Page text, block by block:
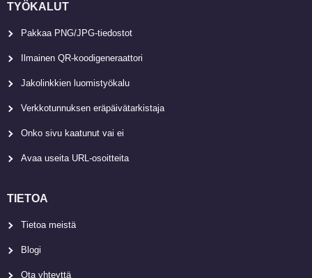
TYÖKALUT
Pakkaa PNG/JPG-tiedostot
Ilmainen QR-koodigeneraattori
Jakolinkkien luomistyökalu
Verkkotunnuksen eräpäivätarkistaja
Onko sivu kaatunut vai ei
Avaa useita URL-osoitteita
TIETOA
Tietoa meistä
Blogi
Ota yhteyttä